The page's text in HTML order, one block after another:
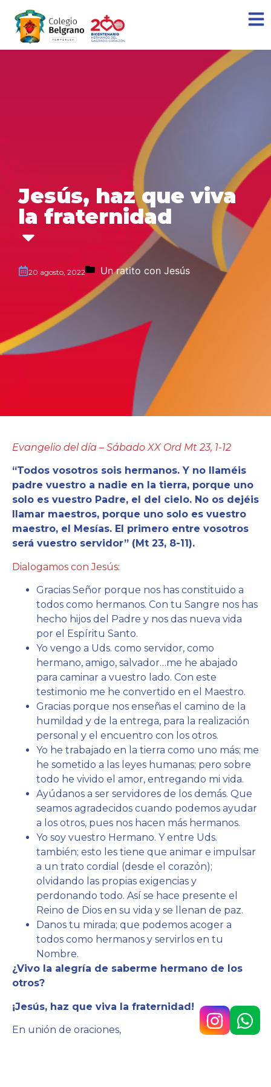
Jesús, haz que viva
la fraternidad
20 agosto, 2022 Un ratito con Jesús
Evangelio del día – Sábado XX Ord Mt 23, 1-12
“Todos vosotros sois hermanos. Y no llaméis
padre vuestro a nadie en la tierra, porque uno
solo es vuestro Padre, el del cielo. No os dejéis
llamar maestros, porque uno solo es vuestro
maestro, el Mesías. El primero entre vosotros
será vuestro servidor” (Mt 23, 8-11).
Dialogamos con Jesús:
Gracias Señor porque nos has constituido a
todos como hermanos. Con tu Sangre nos has
hecho hijos del Padre y nos das nueva vida
por el Espíritu Santo.
Yo vengo a Uds. como servidor, como
hermano, amigo, salvador…me he abajado
para caminar a vuestro lado. Con este
testimonio me he convertido en el Maestro.
Gracias porque nos enseñas el camino de la
humildad y de la entrega, para la realización
personal y el encuentro con los otros.
Yo he trabajado en la tierra como uno más; me
he sometido a las leyes humanas; pero sobre
todo he vivido el amor, entregando mi vida.
Ayúdanos a ser servidores de los demás. Que
seamos agradecidos cuando podemos ayudar
a los otros, pues nos hacen más hermanos.
Yo soy vuestro Hermano. Y entre Uds.
también; esto les tiene que animar e impulsar
a un trato cordial (desde el corazón);
olvidando las propias exigencias y
perdonando todo. Así se hace presente el
Reino de Dios en su vida y se llenan de paz.
Danos tu mirada; que podemos acoger a
todos como hermanos y servirlos en tu
Nombre.
¿Vivo la alegría de saberme hermano de los
otros?
¡Jesús, haz que viva la fraternidad!
En unión de oraciones,